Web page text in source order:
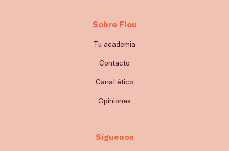
Sobre Flou
Tu academia
Contacto
Canal ético
Opiniones
Síguenos